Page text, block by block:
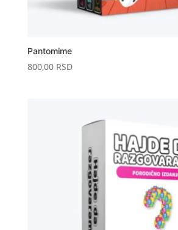
Pantomime
800,00 RSD